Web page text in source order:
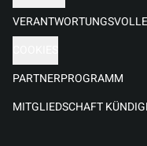
PARTNERPROGRAMM
MITGLIEDSCHAFT